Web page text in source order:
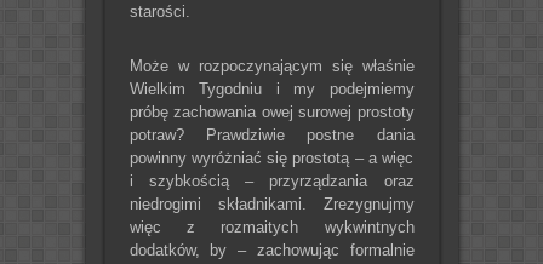
starości.
Może w rozpoczynającym się właśnie
Wielkim Tygodniu i my podejmiemy
próbę zachowania owej surowej prostoty
potraw? Prawdziwie postne dania
powinny wyróżniać się prostotą – a więc
i szybkością – przyrządzania oraz
niedrogimi składnikami. Zrezygnujmy
więc z rozmaitych wykwintnych
dodatków, by – zachowując formalnie